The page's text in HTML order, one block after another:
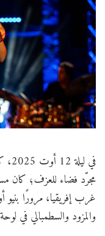
في
مجرّد فضاء للعزف؛ كان
غرب إفريقيا، مرورًا بنيو
والمزود والسطمبالي في